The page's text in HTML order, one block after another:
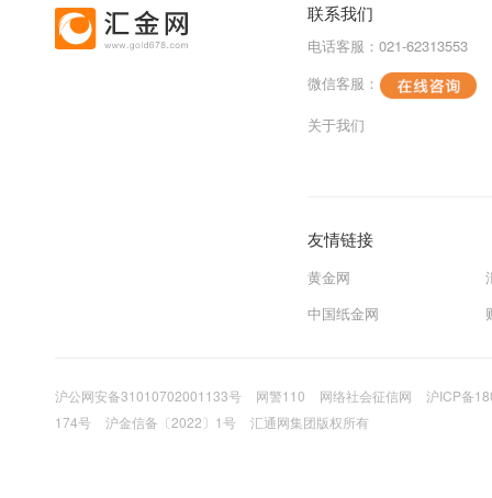
联系我们
电话客服：021-62313553
微信客服：
关于我们
友情链接
黄金网
中国纸金网
沪公网安备31010702001133号 网警110 网络社会征信网
沪ICP备
174号
沪金信备〔2022〕1号 汇通网集团版权所有